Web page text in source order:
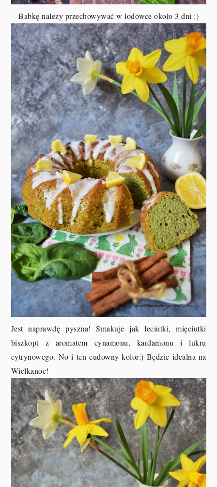
Babkę należy przechowywać w lodówce około 3 dni :)
Jest naprawdę pyszna! Smakuje jak leciutki, mięciutki
biszkopt z aromatem cynamonu, kardamonu i lukru
cytrynowego. No i ten cudowny kolor:) Będzie idealna na
Wielkanoc!